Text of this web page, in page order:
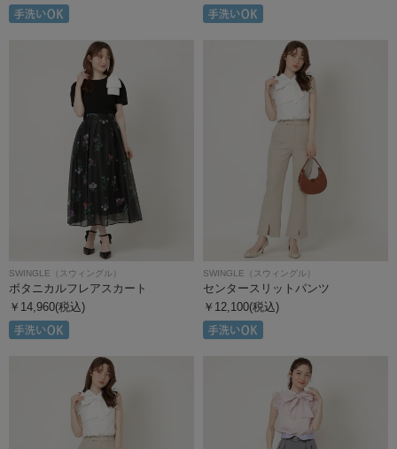
SWINGLE（スウィングル）
ボタニカルフレアスカート
￥14,960(税込)
SWINGLE（スウィングル）
センタースリットパンツ
￥12,100(税込)